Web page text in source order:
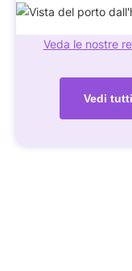
Veda le nostre
Vedi